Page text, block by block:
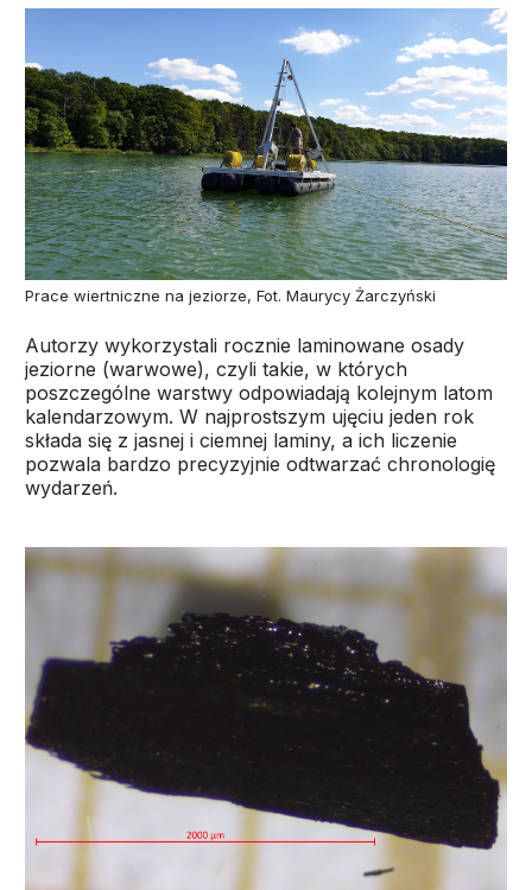
Prace wiertniczne na jeziorze, Fot. Maurycy Żarczyński
Autorzy wykorzystali rocznie laminowane osady
jeziorne (warwowe), czyli takie, w których
poszczególne warstwy odpowiadają kolejnym latom
kalendarzowym. W najprostszym ujęciu jeden rok
składa się z jasnej i ciemnej laminy, a ich liczenie
pozwala bardzo precyzyjnie odtwarzać chronologię
wydarzeń.